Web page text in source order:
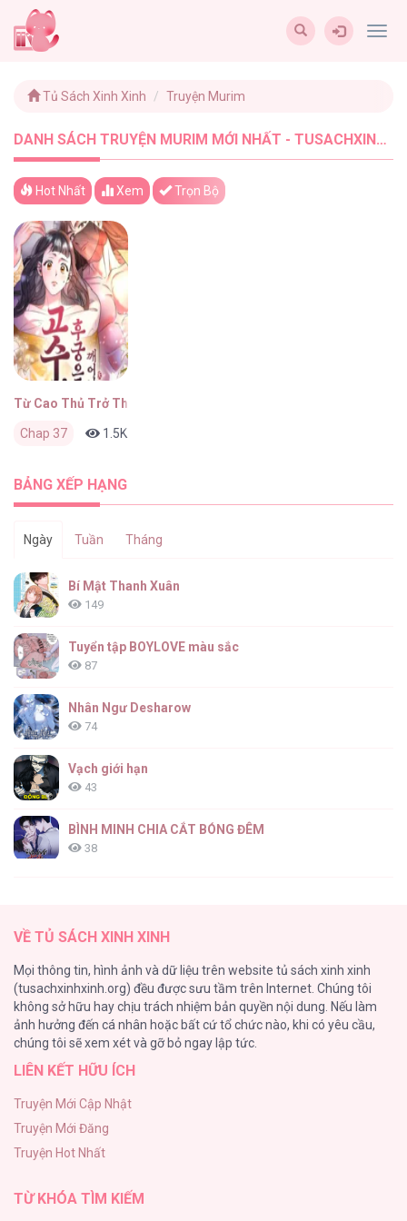
Tủ Sách Xinh Xinh Truyện Murim
DANH SÁCH TRUYỆN MURIM MỚI NHẤT - TUSACHXINHXINH (1)
Hot Nhất Xem Trọn Bộ
Từ Cao Thủ Trở Thành Phi Tần
Chap 37 1.5K
BẢNG XẾP HẠNG
Ngày Tuần Tháng
Bí Mật Thanh Xuân
149
Tuyển tập BOYLOVE màu sắc
87
Nhân Ngư Desharow
74
Vạch giới hạn
43
BÌNH MINH CHIA CẮT BÓNG ĐÊM
38
26
Rổn Nước Lì
26
Tuyển Tập Manhwa Côn Trùng
Phạm Luật
25
VỀ TỦ SÁCH XINH XINH
Mọi thông tin, hình ảnh và dữ liệu trên website tủ sách xinh xinh
(tusachxinhxinh.org) đều được sưu tầm trên Internet. Chúng tôi
không sở hữu hay chịu trách nhiệm bản quyền nội dung. Nếu làm
ảnh hưởng đến cá nhân hoặc bất cứ tổ chức nào, khi có yêu cầu,
chúng tôi sẽ xem xét và gỡ bỏ ngay lập tức.
LIÊN KẾT HỮU ÍCH
Truyện Mới Cập Nhật
Truyện Mới Đăng
Truyện Hot Nhất
TỪ KHÓA TÌM KIẾM